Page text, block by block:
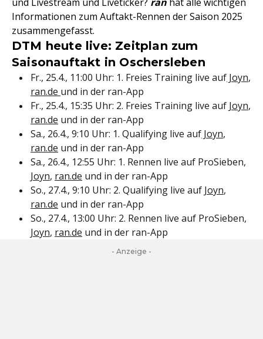
Informationen zum Auftakt-Rennen der Saison 2025
zusammengefasst.
DTM heute live: Zeitplan zum
Saisonauftakt in Oschersleben
Fr., 25.4., 11:00 Uhr: 1. Freies Training live auf Joyn,
ran.de und in der ran-App
Fr., 25.4., 15:35 Uhr: 2. Freies Training live auf Joyn,
ran.de und in der ran-App
Sa., 26.4., 9:10 Uhr: 1. Qualifying live auf Joyn,
ran.de und in der ran-App
Sa., 26.4., 12:55 Uhr: 1. Rennen live auf ProSieben,
Joyn, ran.de und in der ran-App
So., 27.4., 9:10 Uhr: 2. Qualifying live auf Joyn,
ran.de und in der ran-App
So., 27.4., 13:00 Uhr: 2. Rennen live auf ProSieben,
Joyn, ran.de und in der ran-App
- Anzeige -